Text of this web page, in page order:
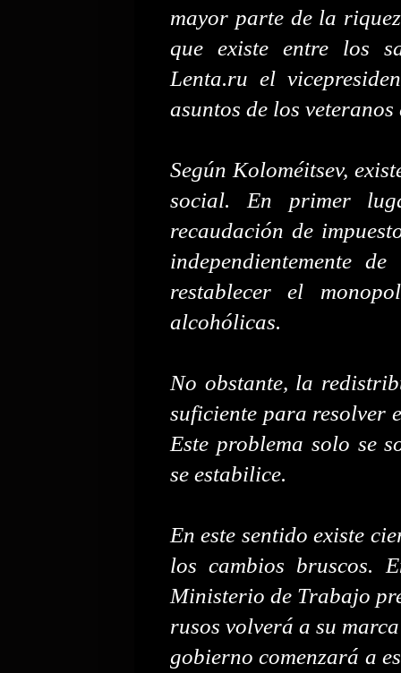
mayor parte de la
que existe entre los
Lenta.ru el
asuntos de los
Según Koloméitsev,
social. En primer
recaudación de
independientemente
restablecer el
alcohólicas.
No obstante, la
suficiente para resolver
Este problema solo se
se estabilice.
En este sentido existe
los cambios bruscos.
Ministerio de Trabajo
rusos volverá a su
gobierno comenzará a